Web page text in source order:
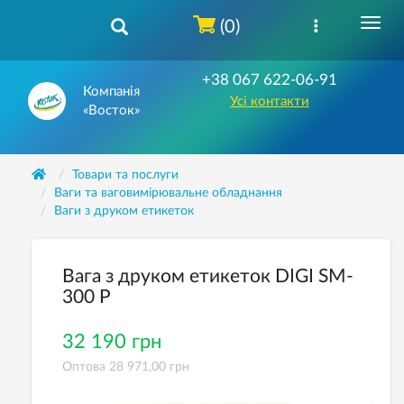
Компанія
«Восток»
+38 067 622-06-91
Усі контакти
(0)
Товари та послуги
Ваги та ваговимірювальне обладнання
Ваги з друком етикеток
Вага з друком етикеток DIGI SM-
300 P
32 190 грн
Оптова 28 971,00 грн